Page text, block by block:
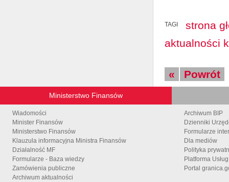
TAGI
strona
aktualności
« Powrót
Ministerstwo Finansów
Wiadomości
Minister Finansów
Ministerstwo Finansów
Klauzula informacyjna Ministra Finansów
Działalność MF
Formularze - Baza wiedzy
Zamówienia publiczne
Archiwum aktualności
Archiwum BIP
Dzienniki
Formularze
Dla mediów
Polityka
Platforma
Portal